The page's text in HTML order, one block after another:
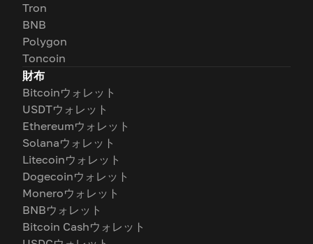
Tron
BNB
Polygon
Toncoin
財布
Bitcoinウォレット
USDTウォレット
Ethereumウォレット
Solanaウォレット
Litecoinウォレット
Dogecoinウォレット
Moneroウォレット
BNBウォレット
Bitcoin Cashウォレット